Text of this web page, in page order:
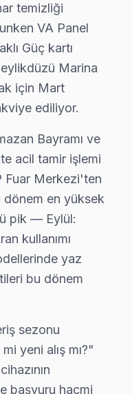
hızlı ulaşım
ile yerinde
öncelikli randevu
çağrı merkezi desteği
televizyon paneli
Uzmanları –
teknisyen
Mini-LED panel
sertifikası
ve firmware
başarılı teknik
–
Telefunken
temizliği
VA Panel
Güç kartı
Marina
için Mart
ediliyor.
Bayramı ve
acil tamir işlemi
Fuar Merkezi'ten
dönem en yüksek
pik — Eylül:
kullanımı
yaz
bu dönem
sezonu
yeni alış mı?"
başvuru hacmi